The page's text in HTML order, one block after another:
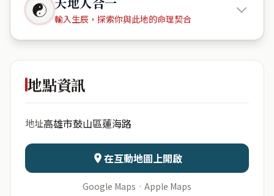
☯ 輸入生辰，探索你與此地的命理契合
Hélène
日期 出生時辰
地點資訊
地址高雄市鼓山區蓮海路
在互動地圖上開啟
Google Maps · Apple Maps